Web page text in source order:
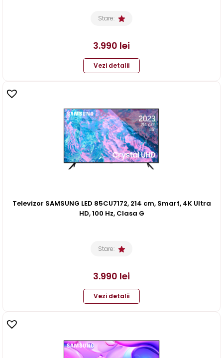
Stare:
3.990 lei
Vezi detalii
Televizor SAMSUNG LED 85CU7172, 214 cm, Smart, 4K Ultra
HD, 100 Hz, Clasa G
Stare:
3.990 lei
Vezi detalii